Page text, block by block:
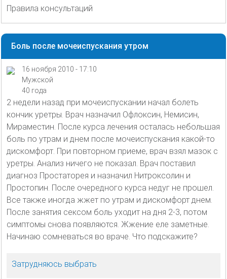
Правила консультаций
Боль после мочеиспускания утром
16 ноября 2010 - 17:10
Мужской
40 года
2 недели назад при мочеиспускании начал болеть
кончик уретры. Врач назначил Офлоксин, Немисин,
Мираместин. После курса лечения осталась небольшая
боль по утрам и днем после мочеиспускания какой-то
дискомфорт. При повторном приеме, врач взял мазок с
уретры. Анализ ничего не показал. Врач поставил
диагноз Простаторея и назначил Нитроксолин и
Простопин. После очередного курса недуг не прошел.
Все также иногда жжет по утрам и дискомфорт днем.
После занятия сексом боль уходит на дня 2-3, потом
симптомы снова появляются. Жжение еле заметные.
Начинаю сомневаться во враче. Что подскажите?
Затрудняюсь выбрать